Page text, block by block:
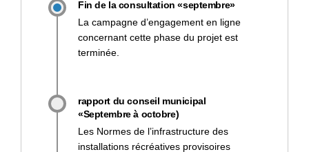
Fin de la consultation «septembre»
La campagne d’engagement en ligne
concernant cette phase du projet est
terminée.
rapport du conseil municipal
«Septembre à octobre)
Les Normes de l’infrastructure des
installations récréatives provisoires